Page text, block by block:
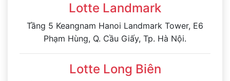
Lotte Landmark
Tầng 5 Keangnam Hanoi Landmark Tower, E6
Phạm Hùng, Q. Cầu Giấy, Tp. Hà Nội.
Lotte Long Biên